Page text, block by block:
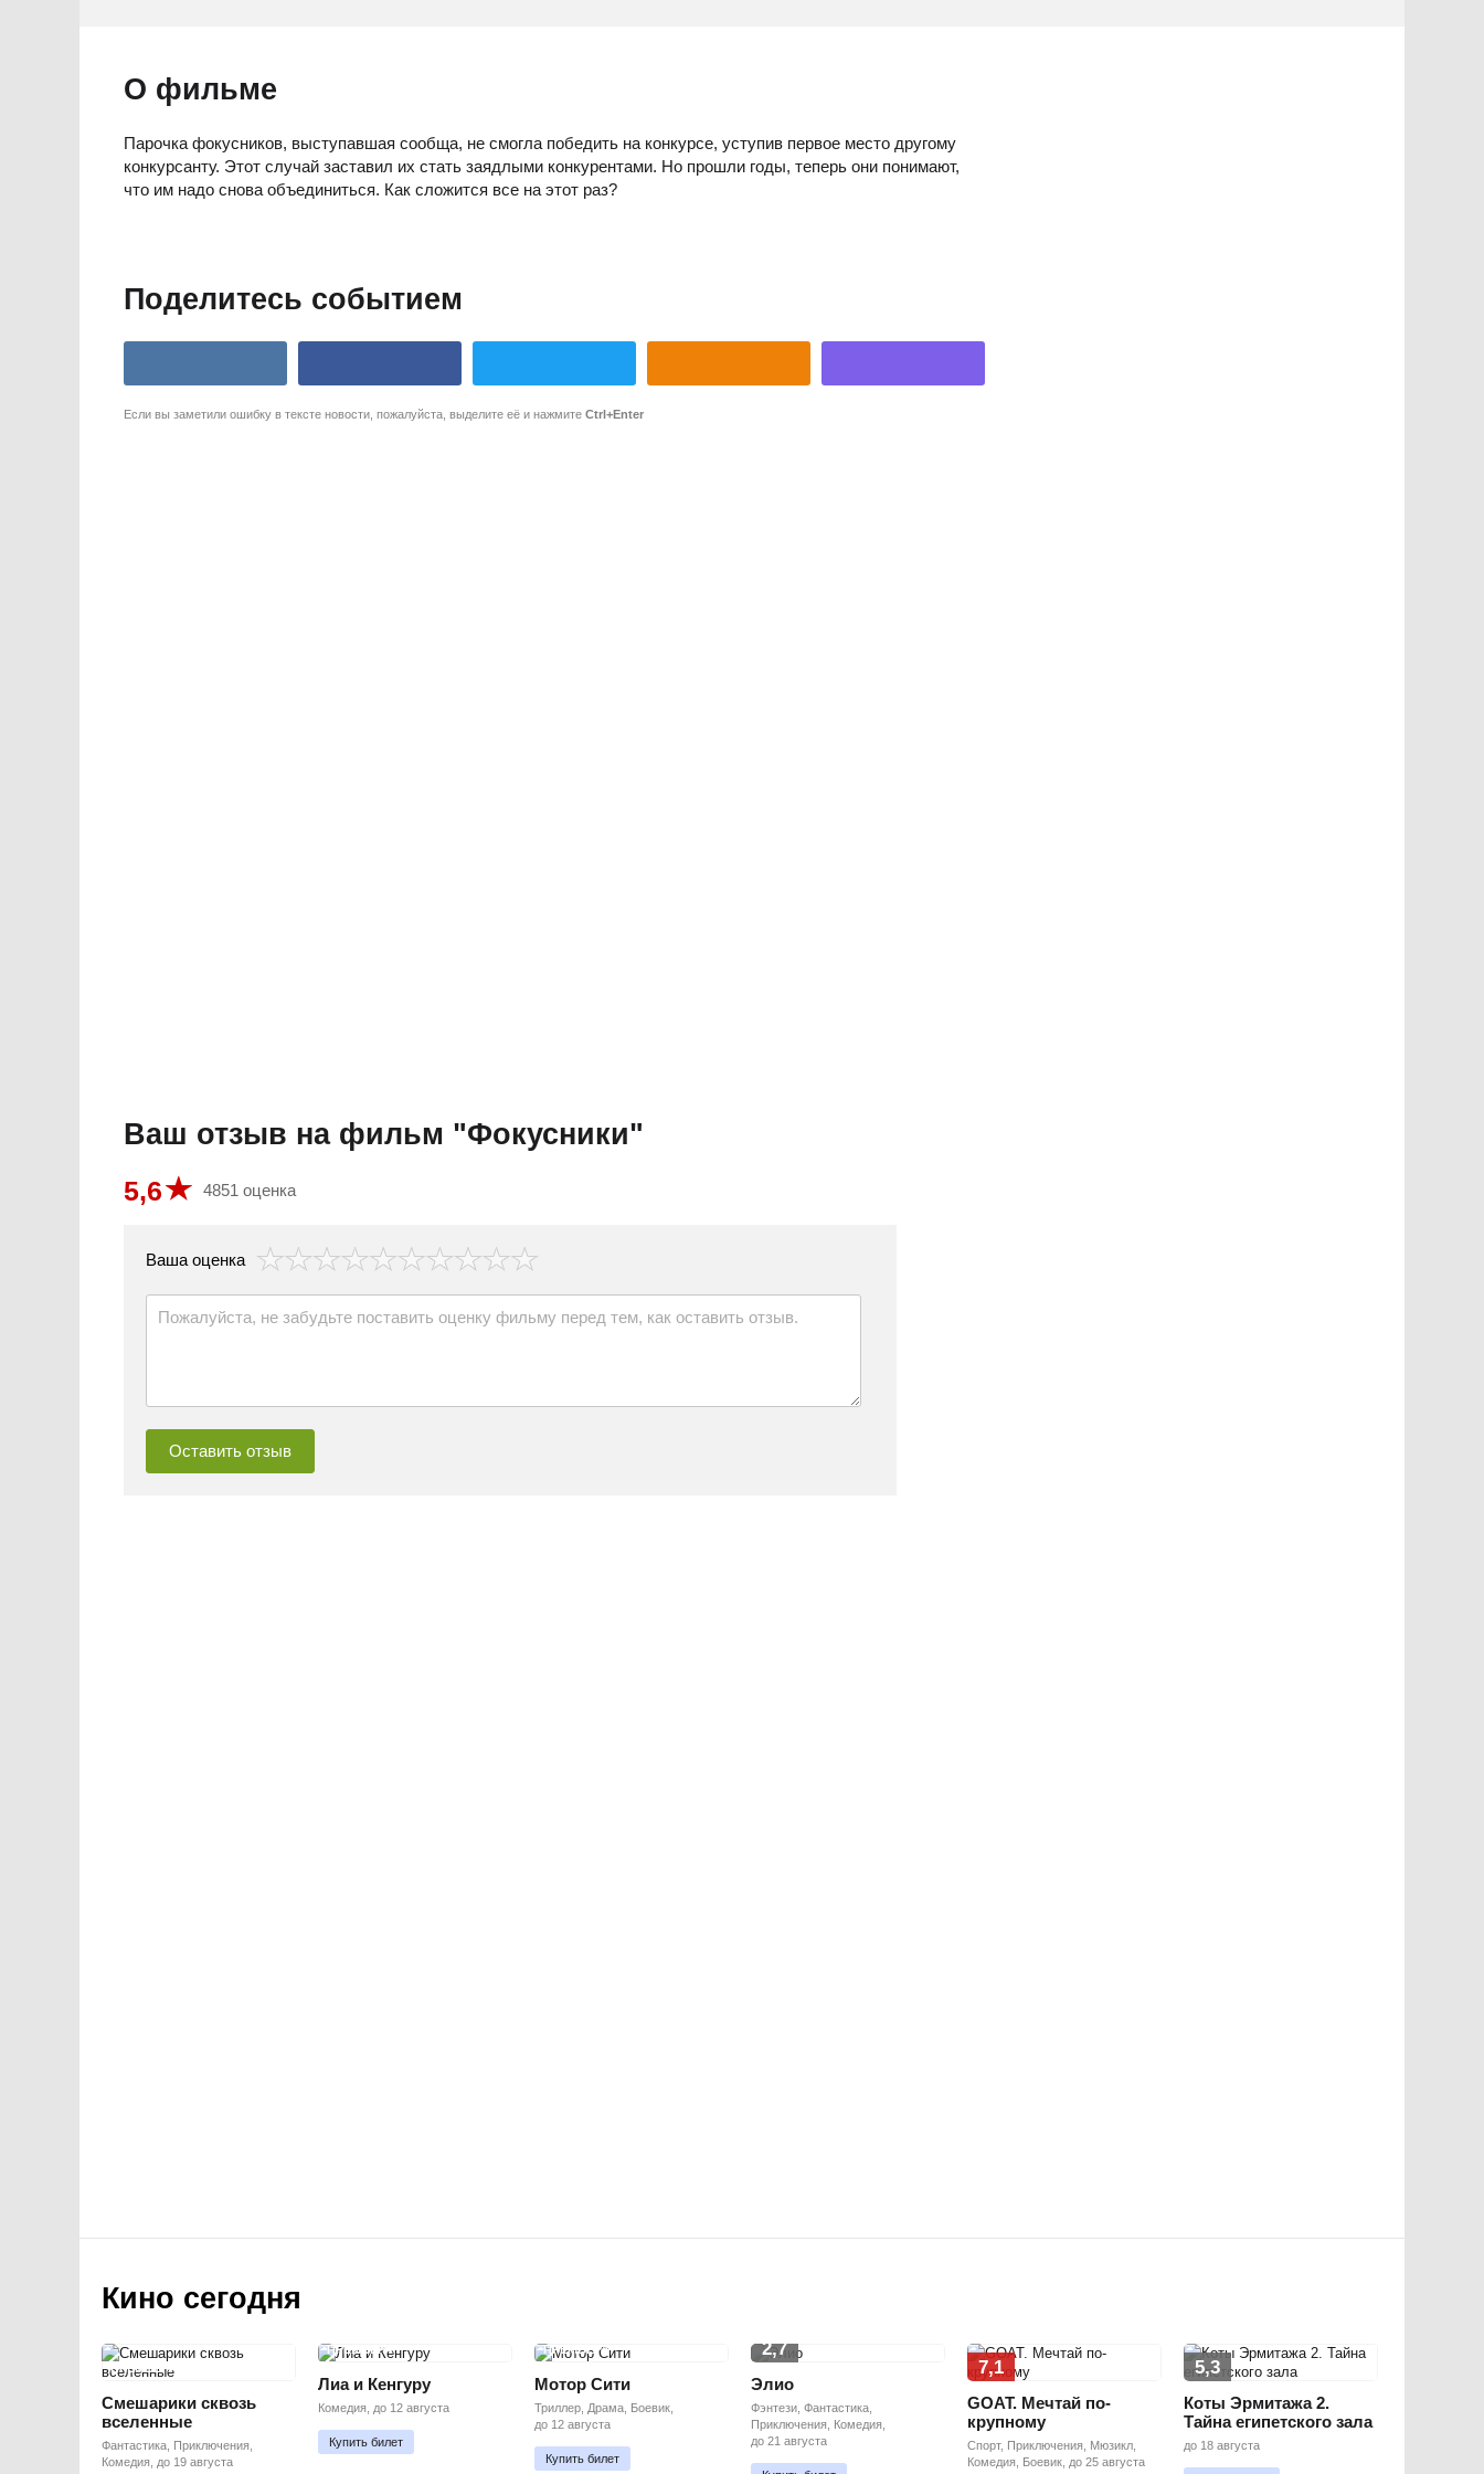
О фильме
Парочка фокусников, выступавшая сообща, не смогла победить на конкурсе, уступив первое место другому
конкурсанту. Этот случай заставил их стать заядлыми конкурентами. Но прошли годы, теперь они понимают,
что им надо снова объединиться. Как сложится все на этот раз?
Поделитесь событием
Если вы заметили ошибку в тексте новости, пожалуйста, выделите её и нажмите Ctrl+Enter
Ваш отзыв на фильм "Фокусники"
5,6 4851 оценка
Ваша оценка
Кино сегодня
ПРЕМЬЕРА
Смешарики сквозь
вселенные
Фантастика, Приключения,
Комедия, до 19 августа
ПРЕМЬЕРА
Лиа и Кенгуру
Комедия, до 12 августа
Купить билет
ПРЕМЬЕРА
Мотор Сити
Триллер, Драма, Боевик,
до 12 августа
Купить билет
2,7
Элио
Фэнтези, Фантастика,
Приключения, Комедия,
до 21 августа
7,1
GOAT. Мечтай по-
крупному
Спорт, Приключения, Мюзикл,
Комедия, Боевик, до 25 августа
5,3
Коты Эрмитажа 2.
Тайна египетского зала
до 18 августа